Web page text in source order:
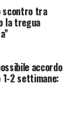
scontro tra
la tregua
accordo
2 settimane: